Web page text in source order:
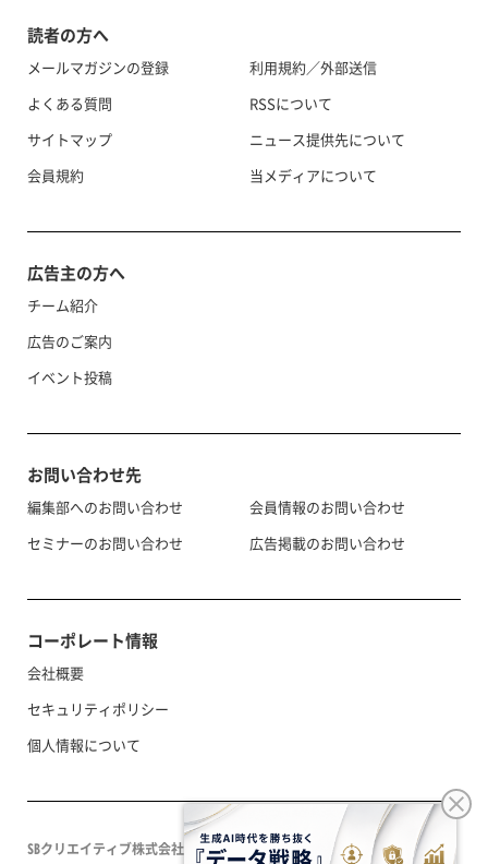
読者の方へ
メールマガジンの登録
よくある質問
サイトマップ
会員規約
利用規約／外部送信
RSSについて
ニュース提供先について
当メディアについて
広告主の方へ
チーム紹介
広告のご案内
イベント投稿
お問い合わせ先
編集部へのお問い合わせ
セミナーのお問い合わせ
会員情報のお問い合わせ
広告掲載のお問い合わせ
コーポレート情報
会社概要
セキュリティポリシー
個人情報について
SBクリエイティブ株式会社